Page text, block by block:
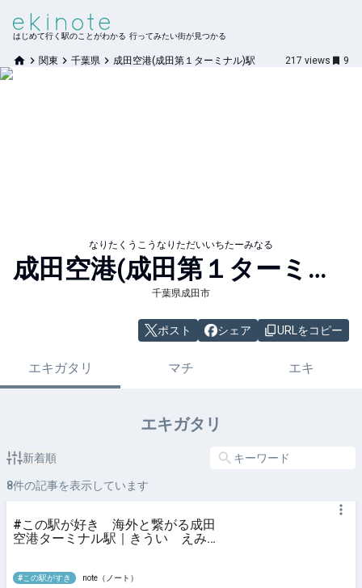
はじめて行く駅のことがわかる 行ってみたい街が見つかる
関東 千葉県 成田空港(成田第１ターミナル)駅 217 views 9
なりたくうこうなりただいいちたーみなる
成田空港(成田第１ターミナル)
千葉県成田市
ポスト シェア URLをコピー
エキガタリ マチ エキ
エキガタリ
新着順
8件の記事を表示しています
#この駅が好き 海外と繋がる成田
空港ターミナル駅｜きうい えみ｜
#この駅がすき note（ノート）